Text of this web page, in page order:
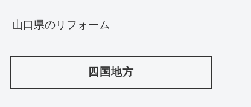
山口県のリフォーム
四国地方